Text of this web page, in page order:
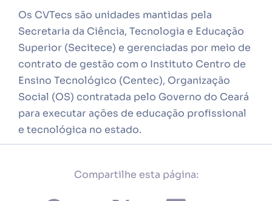
Os CVTecs são unidades mantidas pela
Secretaria da Ciência, Tecnologia e Educação
Superior (Secitece) e gerenciadas por meio de
contrato de gestão com o Instituto Centro de
Ensino Tecnológico (Centec), Organização
Social (OS) contratada pelo Governo do Ceará
para executar ações de educação profissional
e tecnológica no estado.
Compartilhe esta página: